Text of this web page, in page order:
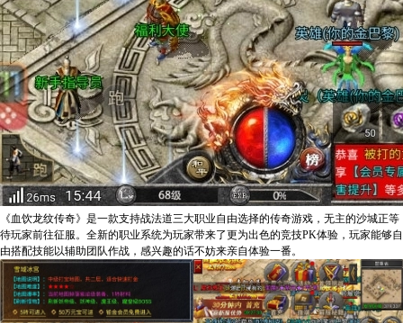
《血饮龙纹传奇》是一款支持战法道三大职业自由选择的传奇游戏，无主的沙城正等
待玩家前往征服。全新的职业系统为玩家带来了更为出色的竞技PK体验，玩家能够自
由搭配技能以辅助团队作战，感兴趣的话不妨来亲自体验一番。